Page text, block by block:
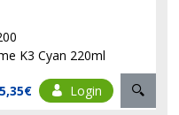
K3 Cyan 220ml
Login